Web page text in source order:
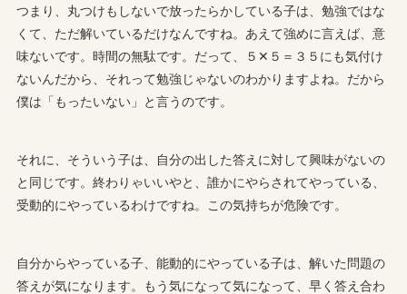
つまり、丸つけもしないで放ったらかしている子は、勉強ではな
くて、ただ解いているだけなんですね。あえて強めに言えば、意
味ないです。時間の無駄です。だって、５✕５＝３５にも気付け
ないんだから、それって勉強じゃないのわかりますよね。だから
僕は「もったいない」と言うのです。
それに、そういう子は、自分の出した答えに対して興味がないの
と同じです。終わりゃいいやと、誰かにやらされてやっている、
受動的にやっているわけですね。この気持ちが危険です。
自分からやっている子、能動的にやっている子は、解いた問題の
答えが気になります。もう気になって気になって、早く答え合わ